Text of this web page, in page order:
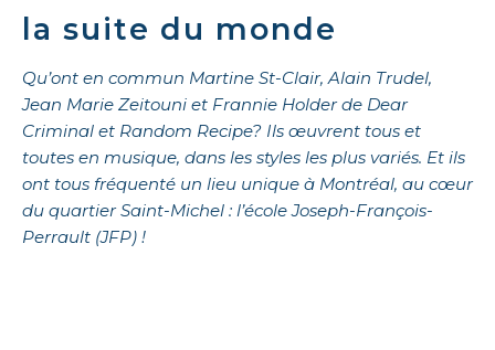
la suite du monde
Qu’ont en commun Martine St-Clair, Alain Trudel,
Jean Marie Zeitouni et Frannie Holder de Dear
Criminal et Random Recipe? Ils œuvrent tous et
toutes en musique, dans les styles les plus variés. Et ils
ont tous fréquenté un lieu unique à Montréal, au cœur
du quartier Saint-Michel : l’école Joseph-François-
Perrault (JFP) !